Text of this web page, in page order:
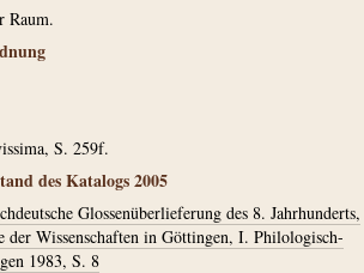
Raum.
S. 259f.
des Katalogs 2005
Glossenüberlieferung des 8. Jahrhunderts,
der Wissenschaften in Göttingen, I. Philologisch-
1983, S. 8